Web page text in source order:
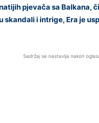
pjevača sa Balkana,
skandali i intrige, Era je
Sadržaj se nastavlja nakon